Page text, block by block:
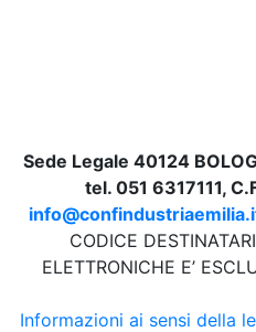
Sede Legale 40124
tel. 051 6317111,
CODICE
ELETTRONICHE E’
Informazioni ai sensi della